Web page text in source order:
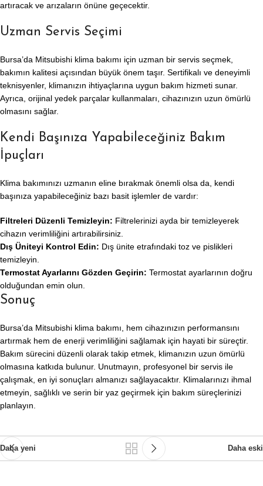
artıracak ve arızaların önüne geçecektir.
Uzman Servis Seçimi
Bursa’da Mitsubishi klima bakımı için uzman bir servis seçmek,
bakımın kalitesi açısından büyük önem taşır. Sertifikalı ve deneyimli
teknisyenler, klimanızın ihtiyaçlarına uygun bakım hizmeti sunar.
Ayrıca, orijinal yedek parçalar kullanmaları, cihazınızın uzun ömürlü
olmasını sağlar.
Kendi Başınıza Yapabileceğiniz Bakım
İpuçları
Klima bakımınızı uzmanın eline bırakmak önemli olsa da, kendi
başınıza yapabileceğiniz bazı basit işlemler de vardır:
Filtreleri Düzenli Temizleyin: Filtrelerinizi ayda bir temizleyerek
cihazın verimliliğini artırabilirsiniz.
Dış Üniteyi Kontrol Edin: Dış ünite etrafındaki toz ve pislikleri
temizleyin.
Termostat Ayarlarını Gözden Geçirin: Termostat ayarlarının doğru
olduğundan emin olun.
Sonuç
Bursa’da Mitsubishi klima bakımı, hem cihazınızın performansını
artırmak hem de enerji verimliliğini sağlamak için hayati bir süreçtir.
Bakım sürecini düzenli olarak takip etmek, klimanızın uzun ömürlü
olmasına katkıda bulunur. Unutmayın, profesyonel bir servis ile
çalışmak, en iyi sonuçları almanızı sağlayacaktır. Klimalarınızı ihmal
etmeyin, sağlıklı ve serin bir yaz geçirmek için bakım süreçlerinizi
planlayın.
Daha yeni Daha eski